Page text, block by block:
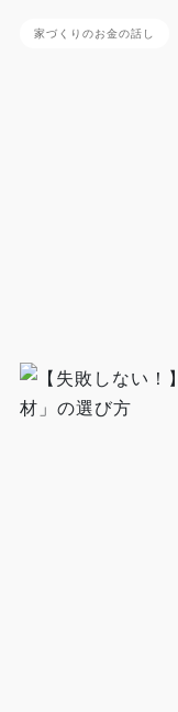
家づくりのお金の話し